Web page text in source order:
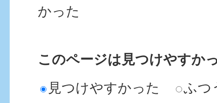
かった
このページは見つけやすか
見つけやすかった
ふつ